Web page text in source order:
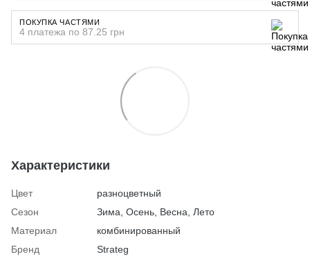
ПОКУПКА ЧАСТЯМИ
4 платежа по 87.25 грн
Характеристики
Цвет
разноцветный
Сезон
Зима, Осень, Весна, Лето
Материал
комбинированный
Бренд
Strateg